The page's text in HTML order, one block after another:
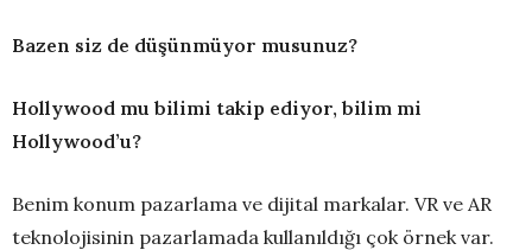
Bazen siz de düşünmüyor musunuz?
Hollywood mu bilimi takip ediyor, bilim mi
Hollywood’u?
Benim konum pazarlama ve dijital markalar. VR ve AR
teknolojisinin pazarlamada kullanıldığı çok örnek var.